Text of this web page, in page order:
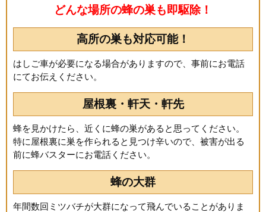
どんな場所の蜂の巣も即駆除！
高所の巣も対応可能！
はしご車が必要になる場合がありますので、事前にお電話
にてお伝えください。
屋根裏・軒天・軒先
蜂を見かけたら、近くに蜂の巣があると思ってください。
特に屋根裏に巣を作られると見つけ辛いので、被害が出る
前に蜂バスターにお電話ください。
蜂の大群
年間数回ミツバチが大群になって飛んでいることがありま